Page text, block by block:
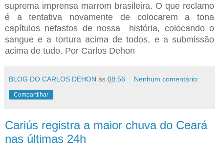
suprema imprensa marrom brasileira. O que reclamo
é a tentativa novamente de colocarem a tona
capítulos nefastos de nossa história, colocando o
sangue e a tortura acima de todos, e a submissão
acima de tudo. Por Carlos Dehon
BLOG DO CARLOS DEHON às 08:56 Nenhum comentário:
Compartilhar
Cariús registra a maior chuva do Ceará
nas últimas 24h